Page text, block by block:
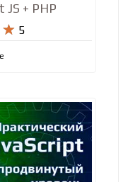
+ PHP

 5